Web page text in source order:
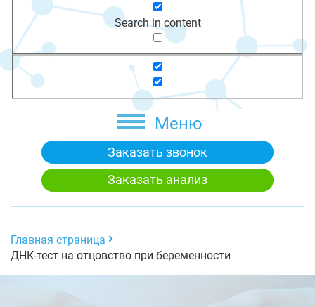
Search in content
Меню
Заказать звонок
Заказать анализ
Главная страница
ДНК-тест на отцовство при беременности